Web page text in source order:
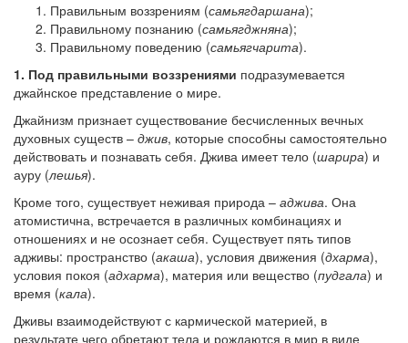
Правильным воззрениям (самьягдаршана);
Правильному познанию (самьягджняна);
Правильному поведению (самьягчарита).
1. Под правильными воззрениями подразумевается
джайнское представление о мире.
Джайнизм признает существование бесчисленных вечных
духовных существ – джив, которые способны самостоятельно
действовать и познавать себя. Джива имеет тело (шарира) и
ауру (лешья).
Кроме того, существует неживая природа – аджива. Она
атомистична, встречается в различных комбинациях и
отношениях и не осознает себя. Существует пять типов
адживы: пространство (акаша), условия движения (дхарма),
условия покоя (адхарма), материя или вещество (пудгала) и
время (кала).
Дживы взаимодействуют с кармической материей, в
результате чего обретают тела и рождаются в мир в виде